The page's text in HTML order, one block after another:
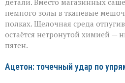
детали. Вместо магазинных
немного золы в тканевые
полках. Щелочная среда
остаётся нетронутой химией —
пятен.
Ацетон: точечный удар по